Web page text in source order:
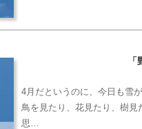
「
4月だというのに、今日も雪
鳥を見たり、花見たり、樹見
思…